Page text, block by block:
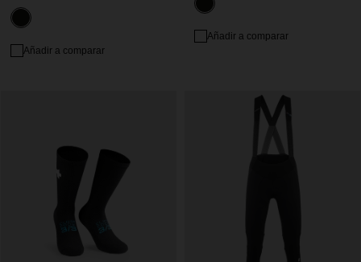
Añadir a comparar
Añadir a comparar